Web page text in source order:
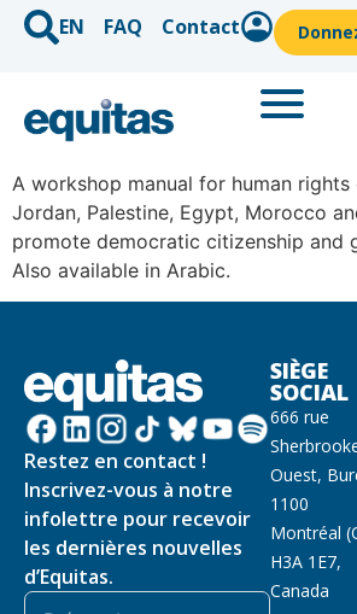
EN FAQ Contact
A workshop manual for human rights
Jordan, Palestine, Egypt, Morocco
promote democratic citizenship and
Also available in Arabic.
Restez en contact !
Inscrivez-vous à notre
infolettre pour recevoir
les dernières nouvelles
d’Equitas.
SIÈGE
SOCIAL
666 rue
Ouest,
1100
Montréal
H3A 1E7,
Canada